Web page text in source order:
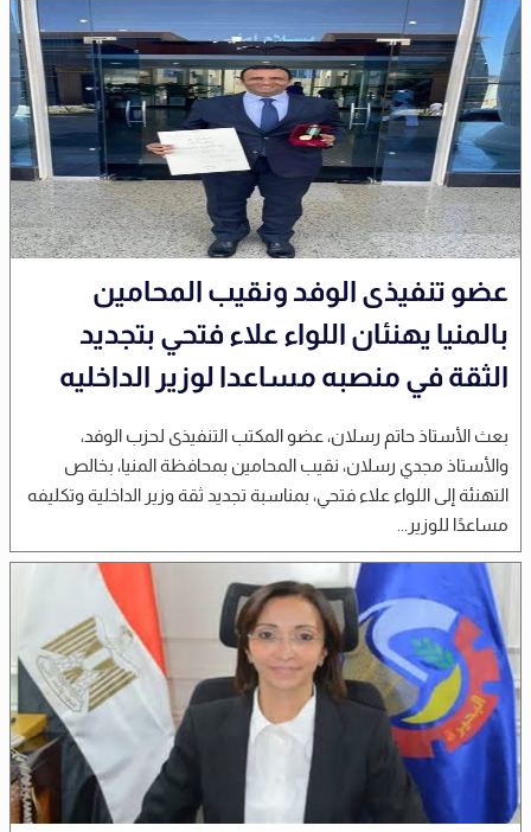
عضو تنفيذى الوفد ونقيب المحامين
بالمنيا يهنئان اللواء علاء فتحي بتجديد
الثقة في منصبه مساعدا لوزير الداخليه
بعث الأستاذ حاتم رسلان، عضو المكتب التنفيذى لحزب الوفد،
والأستاذ مجدي رسلان، نقيب المحامين بمحافظة المنيا، بخالص
التهنئة إلى اللواء علاء فتحي، بمناسبة تجديد ثقة وزير الداخلية وتكليفه
مساعدًا للوزير...